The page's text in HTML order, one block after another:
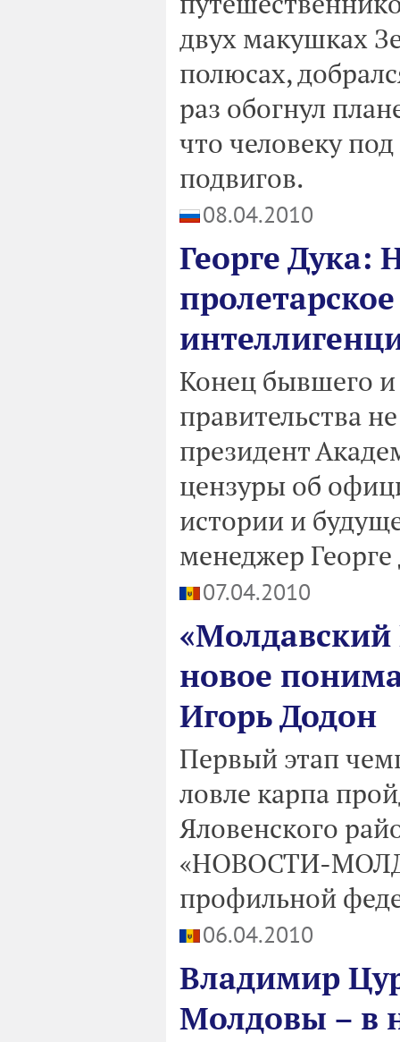
двух макушках
полюсах,
раз обогнул
что человеку
подвигов.
08.04.2010
Георге Дука:
Конец бывшего
правительства
президент
цензуры об
истории и
менеджер Георге
07.04.2010
«Молдавский
новое
Игорь Додон
Первый этап
ловле карпа
Яловенского
«НОВОСТИ-
профильной
06.04.2010
Владимир
Молдовы – в